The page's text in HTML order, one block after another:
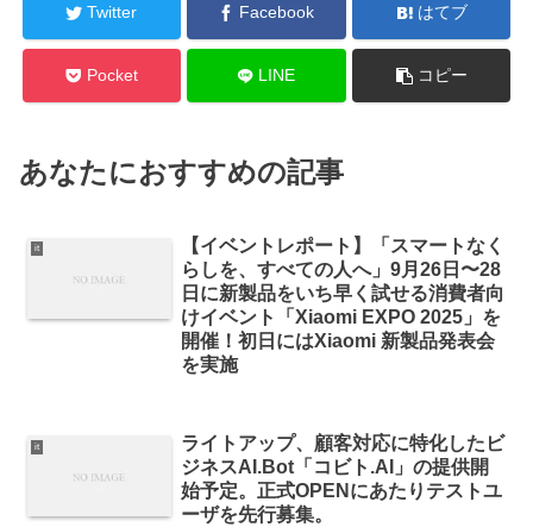
Twitter Facebook はてブ
Pocket LINE コピー
あなたにおすすめの記事
it
【イベントレポート】「スマートなく
らしを、すべての人へ」9月26日〜28
日に新製品をいち早く試せる消費者向
けイベント「Xiaomi EXPO 2025」を
開催！初日にはXiaomi 新製品発表会
を実施
it
ライトアップ、顧客対応に特化したビ
ジネスAI.Bot「コビト.AI」の提供開
始予定。正式OPENにあたりテストユ
ーザを先行募集。